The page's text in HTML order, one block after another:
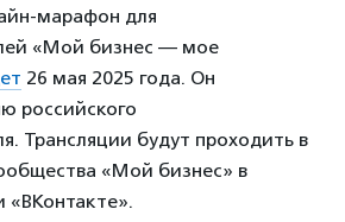
марафон для
«Мой бизнес — мое
26 мая 2025 года. Он
российского
Трансляции будут проходить в
«Мой бизнес» в
«ВКонтакте».